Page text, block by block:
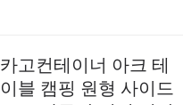
카고컨테이너 아크 테
이블 캠핑 원형 사이드